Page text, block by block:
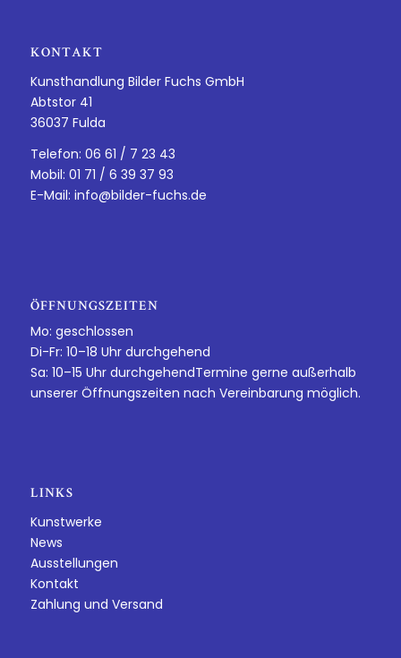
KONTAKT
Kunsthandlung Bilder Fuchs GmbH
Abtstor 41
36037 Fulda
Telefon: 06 61 / 7 23 43
Mobil: 01 71 / 6 39 37 93
E-Mail: info@bilder-fuchs.de
ÖFFNUNGSZEITEN
Mo: geschlossen
Di-Fr: 10–18 Uhr durchgehend
Sa: 10–15 Uhr durchgehendTermine gerne außerhalb
unserer Öffnungszeiten nach Vereinbarung möglich.
LINKS
Kunstwerke
News
Ausstellungen
Kontakt
Zahlung und Versand